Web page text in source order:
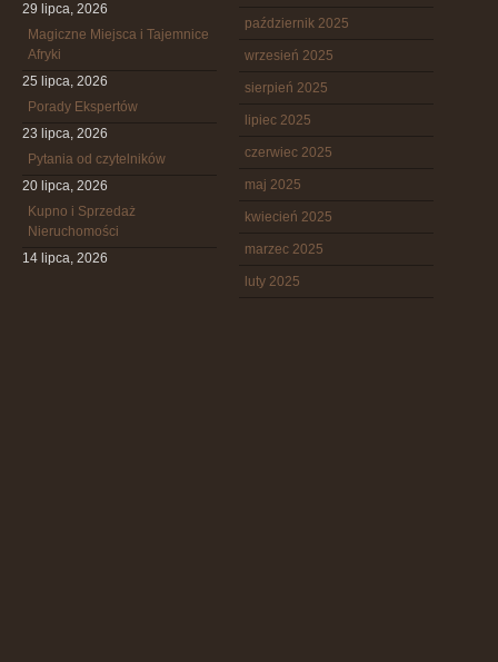
29 lipca, 2026
Magiczne Miejsca i Tajemnice
Afryki
25 lipca, 2026
Porady Ekspertów
23 lipca, 2026
Pytania od czytelników
20 lipca, 2026
Kupno i Sprzedaż
Nieruchomości
14 lipca, 2026
październik 2025
wrzesień 2025
sierpień 2025
lipiec 2025
czerwiec 2025
maj 2025
kwiecień 2025
marzec 2025
luty 2025